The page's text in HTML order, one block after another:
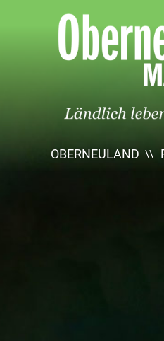
OBERNEULAND